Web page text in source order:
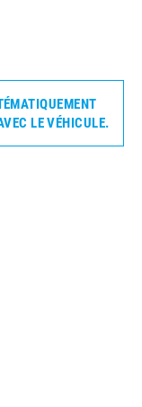
LE VÉHICULE.